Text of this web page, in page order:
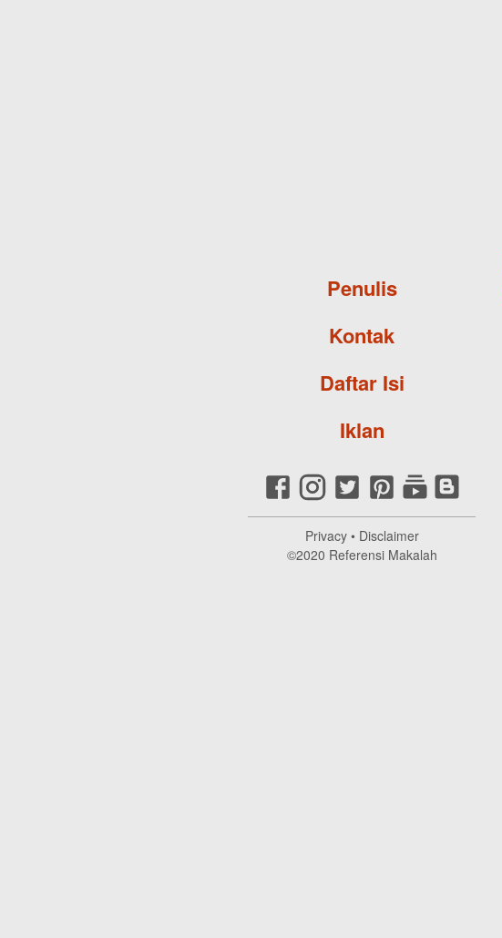
Penulis
Kontak
Daftar Isi
Iklan
Privacy• Disclaimer
©2020 Referensi Makalah